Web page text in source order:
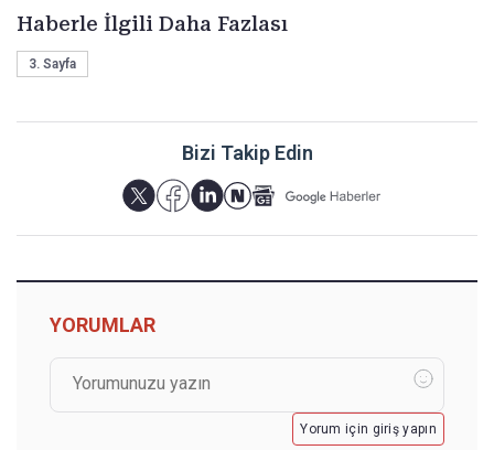
Haberle İlgili Daha Fazlası
3. Sayfa
Bizi Takip Edin
YORUMLAR
Yorum için giriş yapın